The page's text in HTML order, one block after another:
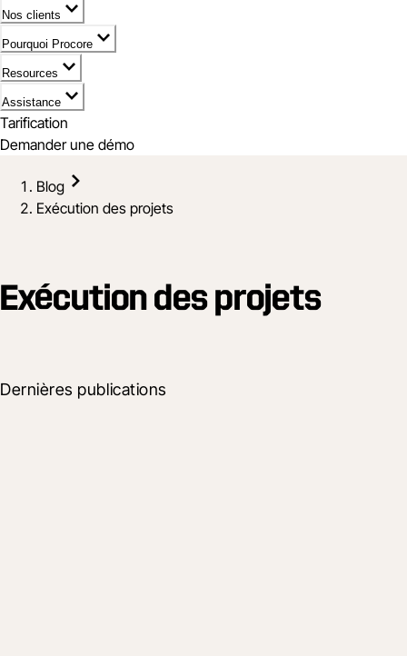
Nos clients
Pourquoi Procore
Resources
Assistance
Tarification
Demander une démo
Blog
Exécution des projets
Exécution des projets
Dernières publications